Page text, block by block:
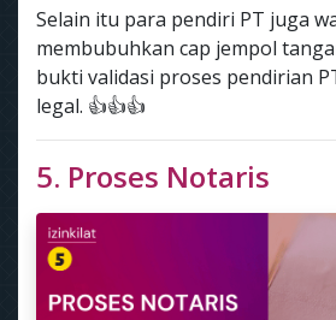
Selain itu para pendiri PT juga
membubuhkan cap jempol
bukti validasi proses pendirian
legal. 👍👍👍
5. Proses Notaris